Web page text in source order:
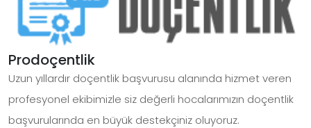
Prodoçentlik
Uzun yıllardır doçentlik başvurusu alanında hizmet veren
profesyonel ekibimizle siz değerli hocalarımızın doçentlik
başvurularında en büyük destekçiniz oluyoruz.